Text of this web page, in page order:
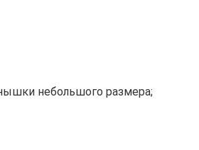
небольшого размера;